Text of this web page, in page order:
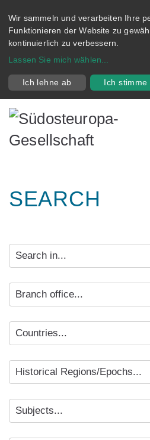
Wir sammeln und verarbeiten Ihre
Funktionieren der Website zu
kontinuierlich zu verbessern.
Lassen Sie mich wählen
Ich lehne ab Ich stimme
SEARCH